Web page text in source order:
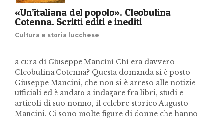
«Un’italiana del popolo». Cleobulina
Cotenna. Scritti editi e inediti
Cultura e storia lucchese
a cura di Giuseppe Mancini Chi era davvero
Cleobulina Cotenna? Questa domanda si è posto
Giuseppe Mancini, che non si è arreso alle notizie
ufficiali ed è andato a indagare fra libri, studi e
articoli di suo nonno, il celebre storico Augusto
Mancini. Ci sono molte figure di donne che hanno